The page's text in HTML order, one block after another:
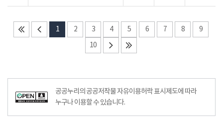
1 2 3 4 5 6 7 8
9
10
공공누리의 공공저작물 자유이용허락 표시제도에 따라
누구나 이용할 수 있습니다.